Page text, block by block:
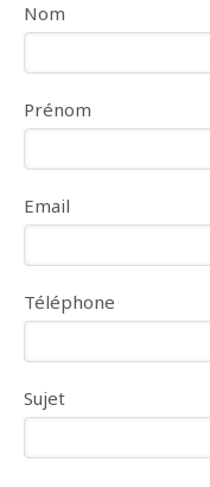
Nom
Prénom
Email
Téléphone
Sujet